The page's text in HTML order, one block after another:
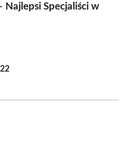
Najlepsi Specjaliści w
22